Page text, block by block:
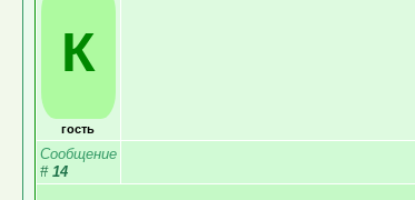
К
гость
Сообщение
# 14